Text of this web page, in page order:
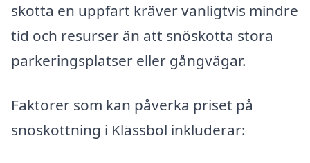
skotta en uppfart kräver vanligtvis mindre
tid och resurser än att snöskotta stora
parkeringsplatser eller gångvägar.
Faktorer som kan påverka priset på
snöskottning i Klässbol inkluderar: